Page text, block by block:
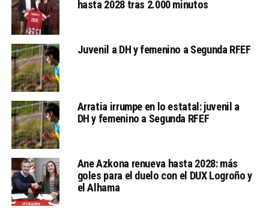
hasta 2028 tras 2.000 minutos
Juvenil a DH y femenino a Segunda RFEF
Arratia irrumpe en lo estatal: juvenil a
DH y femenino a Segunda RFEF
Ane Azkona renueva hasta 2028: más
goles para el duelo con el DUX Logroño y
el Alhama